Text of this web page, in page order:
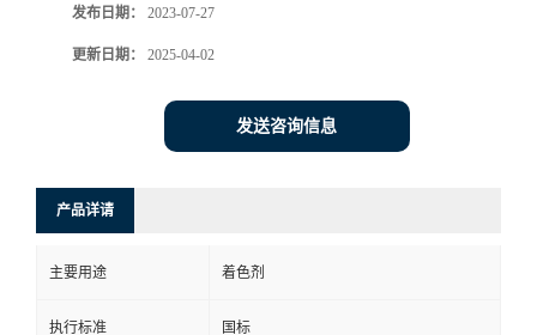
发布日期： 2023-07-27
更新日期： 2025-04-02
发送咨询信息
产品详请
主要用途 着色剂
执行标准 国标